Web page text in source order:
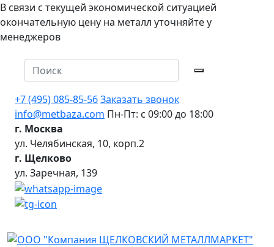
В связи с текущей экономической ситуацией
окончательную цену на металл уточняйте у
менеджеров
+7 (495) 085-85-56Заказать звонок
info@metbaza.com Пн-Пт: с 09:00 до 18:00
г. Москва
ул. Челябинская, 10, корп.2
г. Щелково
ул. Заречная, 139